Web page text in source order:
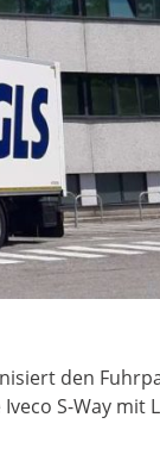
den
S-Way mit